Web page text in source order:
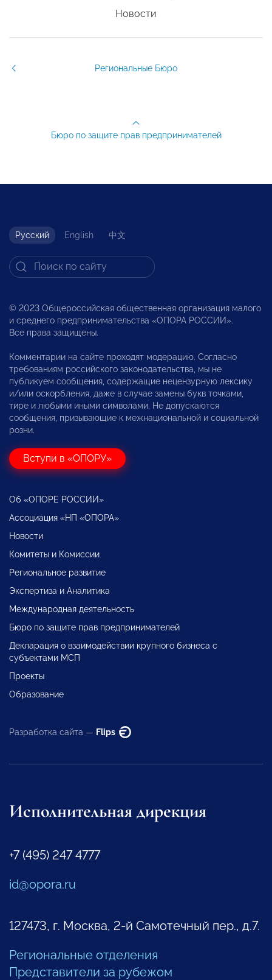
Новости
Региональные Бюро
Бюро по защите прав предпринимателей
Русский English 中文
© 2023 Общероссийская общественная организация малого
и среднего предпринимательства «ОПОРА РОССИИ».
Все права защищены.
Комментарии на сайте проходят модерацию. Согласно
требованиям российского законодательства, мы не
публикуем сообщения, содержащие нецензурную лексику
и/или оскорбления, даже в случае замены букв точками,
тире и любыми иными символами. Не допускаются
сообщения, призывающие к межнациональной и социальной
розни.
Вступи в «ОПОРУ»
Об «ОПОРЕ РОССИИ»
Ассоциация «НП «ОПОРА»
Новости
Комитеты и Комиссии
Региональное развитие
Экспертиза и Аналитика
Международная деятельность
Бюро по защите прав предпринимателей
Декларация о взаимодействии крупного бизнеса с
субъектами МСП
Проекты
Образование
Разработка сайта — Flips
Исполнительная дирекция
+7 (495) 247 4777
id@opora.ru
127473, г. Москва, 2-й Самотечный пер., д.7.
Региональные отделения
Представители за рубежом